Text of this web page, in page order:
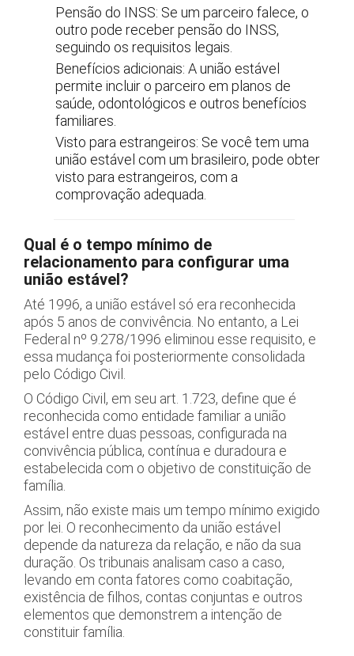
Pensão do INSS: Se um parceiro falece, o
outro pode receber pensão do INSS,
seguindo os requisitos legais.
Benefícios adicionais: A união estável
permite incluir o parceiro em planos de
saúde, odontológicos e outros benefícios
familiares.
Visto para estrangeiros: Se você tem uma
união estável com um brasileiro, pode obter
visto para estrangeiros, com a
comprovação adequada.
Qual é o tempo mínimo de
relacionamento para configurar uma
união estável?
Até 1996, a união estável só era reconhecida
após 5 anos de convivência. No entanto, a Lei
Federal nº 9.278/1996 eliminou esse requisito, e
essa mudança foi posteriormente consolidada
pelo Código Civil.
O Código Civil, em seu art. 1.723, define que é
reconhecida como entidade familiar a união
estável entre duas pessoas, configurada na
convivência pública, contínua e duradoura e
estabelecida com o objetivo de constituição de
família.
Assim, não existe mais um tempo mínimo exigido
por lei. O reconhecimento da união estável
depende da natureza da relação, e não da sua
duração. Os tribunais analisam caso a caso,
levando em conta fatores como coabitação,
existência de filhos, contas conjuntas e outros
elementos que demonstrem a intenção de
constituir família.